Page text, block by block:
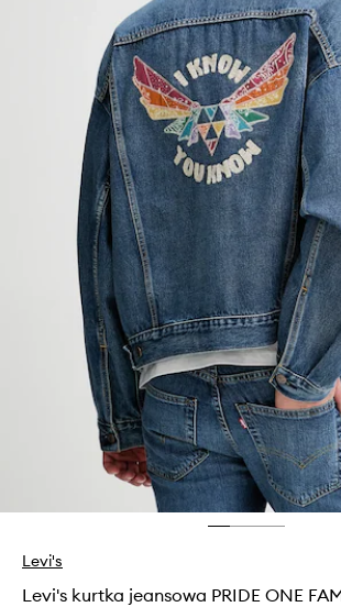
Levi's
Levi's kurtka jeansowa PRIDE ONE